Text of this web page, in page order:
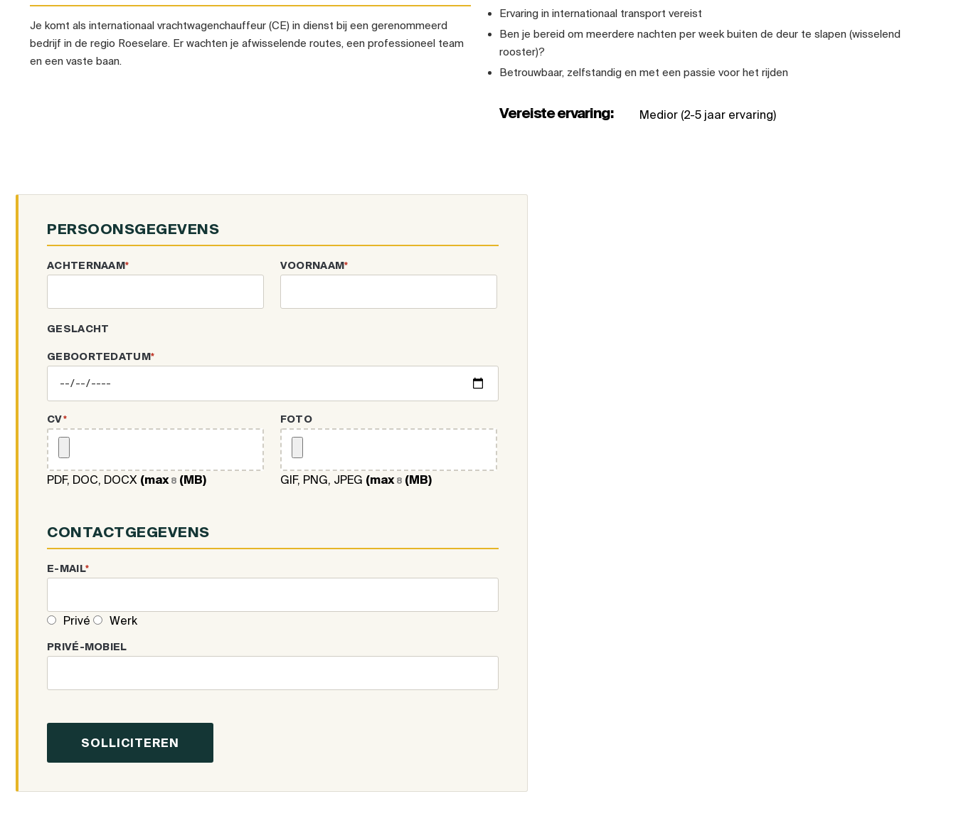
Je komt als internationaal vrachtwagenchauffeur (CE) in dienst bij een gerenommeerd
bedrijf in de regio Roeselare. Er wachten je afwisselende routes, een professioneel team
en een vaste baan.
Ervaring in internationaal transport vereist
Ben je bereid om meerdere nachten per week buiten de deur te slapen (wisselend
rooster)?
Betrouwbaar, zelfstandig en met een passie voor het rijden
Vereiste ervaring: Medior (2-5 jaar ervaring)
PERSOONSGEGEVENS
ACHTERNAAM* VOORNAAM*
GESLACHT
GEBOORTEDATUM*
CV*
PDF, DOC, DOCX (max 8 (MB)
FOTO
GIF, PNG, JPEG (max 8 (MB)
CONTACTGEGEVENS
E-MAIL*
Privé Werk
PRIVÉ-MOBIEL